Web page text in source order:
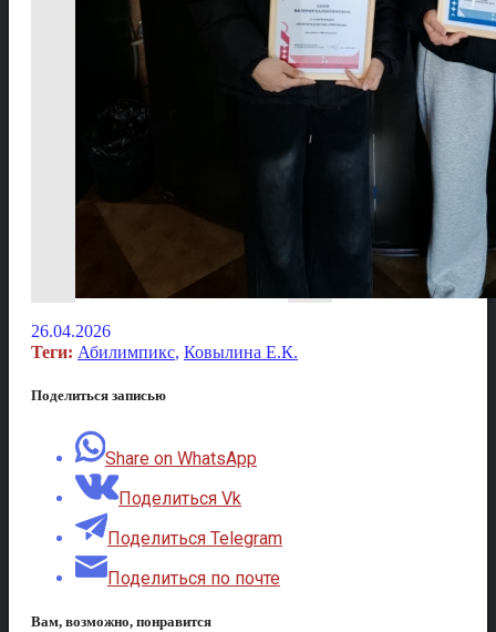
26.04.2026
Теги: Абилимпикс, Ковылина Е.К.
Поделиться записью
Share on WhatsApp
Поделиться Vk
Поделиться Telegram
Поделиться по почте
Вам, возможно, понравится